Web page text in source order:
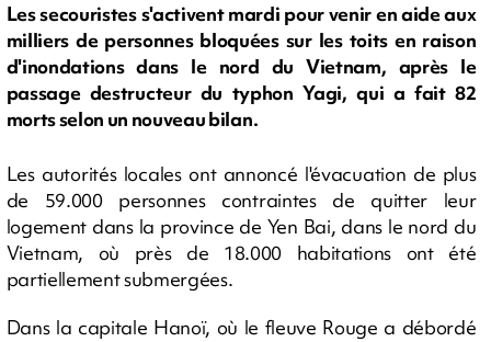
Les secouristes s'activent mardi pour venir en aide aux
milliers de personnes bloquées sur les toits en raison
d'inondations dans le nord du Vietnam, après le
passage destructeur du typhon Yagi, qui a fait 82
morts selon un nouveau bilan.
Les autorités locales ont annoncé l'évacuation de plus
de 59.000 personnes contraintes de quitter leur
logement dans la province de Yen Bai, dans le nord du
Vietnam, où près de 18.000 habitations ont été
partiellement submergées.
Dans la capitale Hanoï, où le fleuve Rouge a débordé